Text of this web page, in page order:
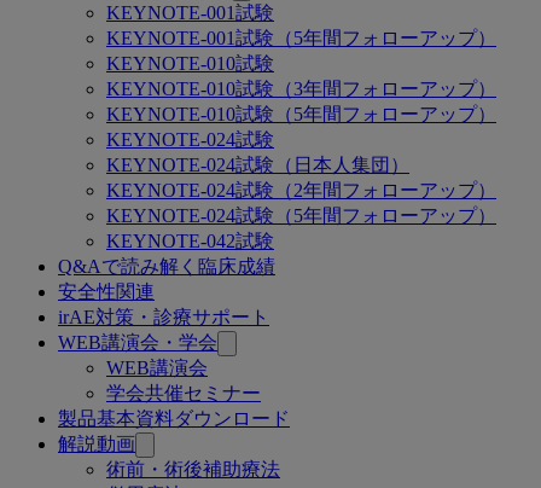
KEYNOTE-001試験
KEYNOTE-001試験（5年間フォローアップ）
KEYNOTE-010試験
KEYNOTE-010試験（3年間フォローアップ）
KEYNOTE-010試験（5年間フォローアップ）
KEYNOTE-024試験
KEYNOTE-024試験（日本人集団）
KEYNOTE-024試験（2年間フォローアップ）
KEYNOTE-024試験（5年間フォローアップ）
KEYNOTE-042試験
Q&Aで読み解く臨床成績
安全性関連
irAE対策・診療サポート
WEB講演会・学会
WEB講演会
学会共催セミナー
製品基本資料ダウンロード
解説動画
術前・術後補助療法